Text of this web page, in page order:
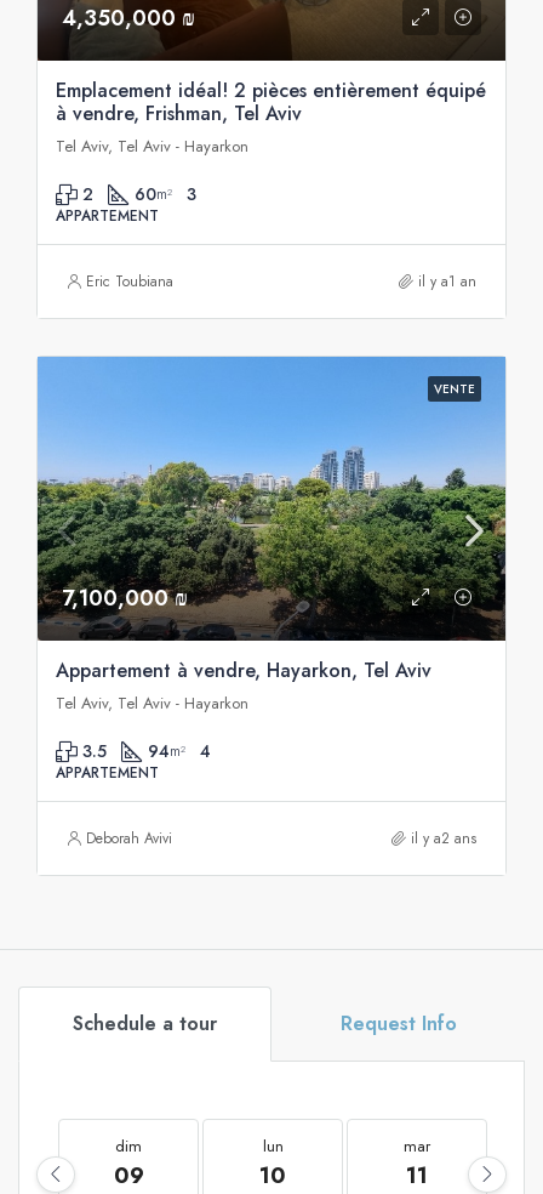
4,350,000 ₪
Emplacement idéal! 2 pièces entièrement équipé
à vendre, Frishman, Tel Aviv
Tel Aviv, Tel Aviv - Hayarkon
2 60m² 3
APPARTEMENT
Eric Toubiana il y a1 an
VENTE
7,100,000 ₪
Appartement à vendre, Hayarkon, Tel Aviv
Tel Aviv, Tel Aviv - Hayarkon
3.5 94m² 4
APPARTEMENT
Deborah Avivi il y a2 ans
Schedule a tour Request Info
dim
09
lun
10
mar
11